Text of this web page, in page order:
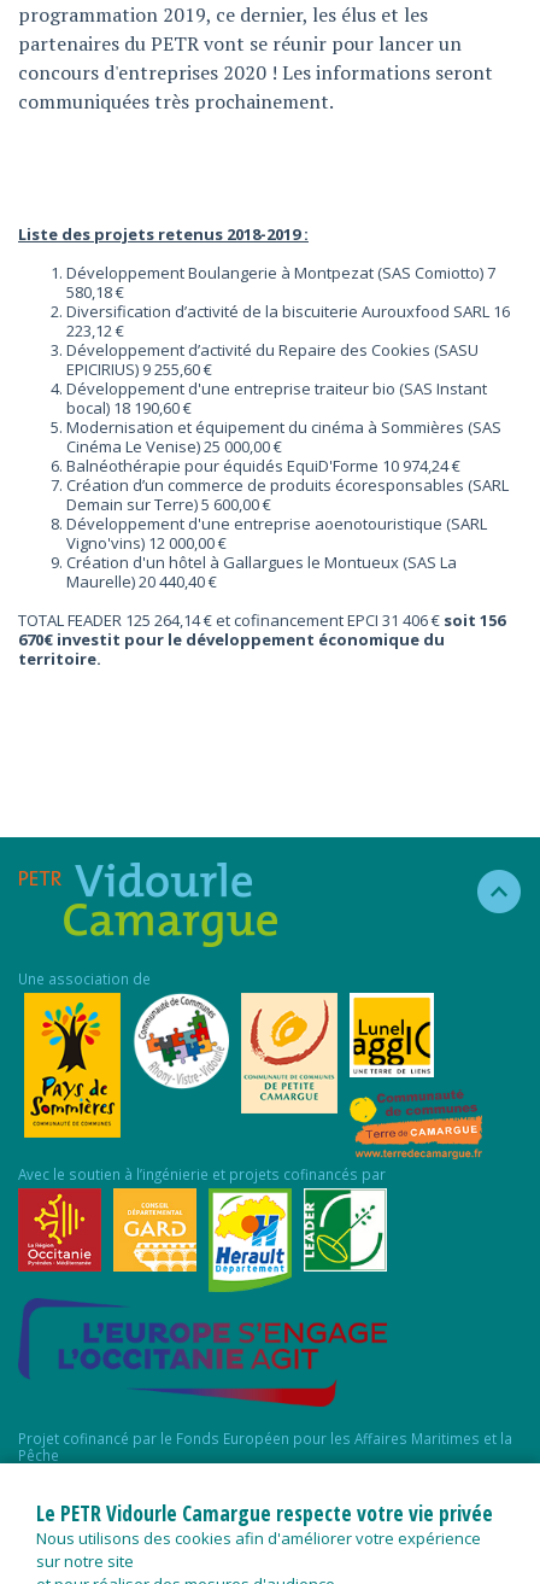
programmation 2019, ce dernier, les élus et les
partenaires du PETR vont se réunir pour lancer un
concours d'entreprises 2020 ! Les informations seront
communiquées très prochainement.
Liste des projets retenus 2018-2019 :
Développement Boulangerie à Montpezat (SAS Comiotto) 7
580,18 €
Diversification d’activité de la biscuiterie Aurouxfood SARL 16
223,12 €
Développement d’activité du Repaire des Cookies (SASU
EPICIRIUS) 9 255,60 €
Développement d'une entreprise traiteur bio (SAS Instant
bocal) 18 190,60 €
Modernisation et équipement du cinéma à Sommières (SAS
Cinéma Le Venise) 25 000,00 €
Balnéothérapie pour équidés EquiD'Forme 10 974,24 €
Création d’un commerce de produits écoresponsables (SARL
Demain sur Terre) 5 600,00 €
Développement d'une entreprise aoenotouristique (SARL
Vigno'vins) 12 000,00 €
Création d'un hôtel à Gallargues le Montueux (SAS La
Maurelle) 20 440,40 €
TOTAL FEADER 125 264,14 € et cofinancement EPCI 31 406 € soit 156
670€ investit pour le développement économique du
territoire.
Une association de
Avec le soutien à l’ingénierie et projets cofinancés par
Projet cofinancé par le Fonds Européen pour les Affaires Maritimes et la
Pêche
Le PETR Vidourle Camargue respecte votre vie privée
Nous utilisons des cookies afin d'améliorer votre expérience
sur notre site